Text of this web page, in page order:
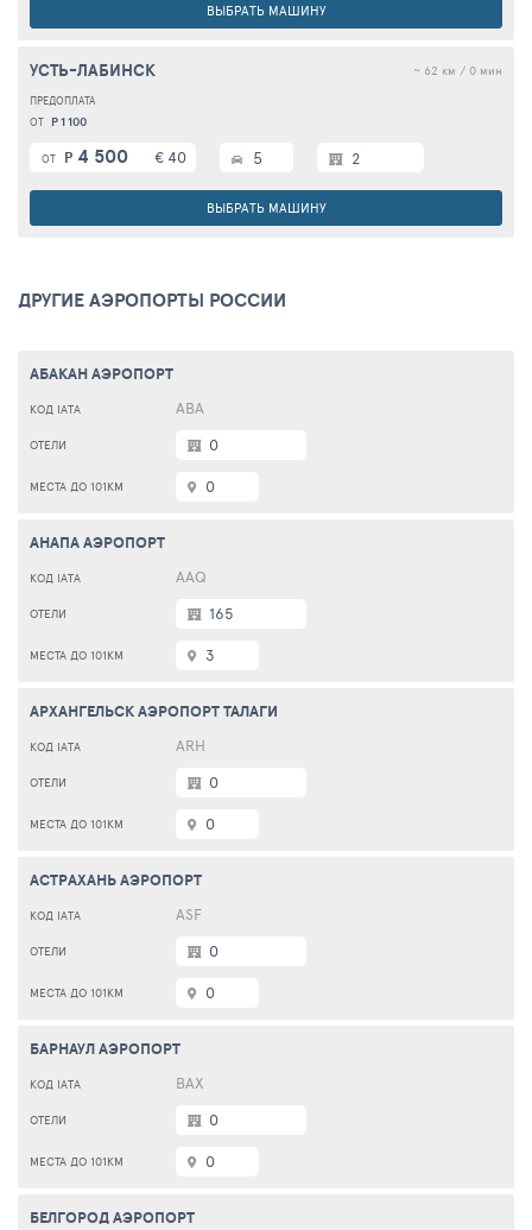
ВЫБРАТЬ МАШИНУ
УСТЬ-ЛАБИНСК ~ 62 км / 0 мин
2
ОТ Р 4 500 € 40
ОТ Р 1 100
5
ВЫБРАТЬ МАШИНУ
ДРУГИЕ АЭРОПОРТЫ РОССИИ
АБАКАН АЭРОПОРТ
ABA
0
0
АНАПА АЭРОПОРТ
AAQ
165
3
АРХАНГЕЛЬСК АЭРОПОРТ ТАЛАГИ
ARH
0
0
АСТРАХАНЬ АЭРОПОРТ
ASF
0
0
БАРНАУЛ АЭРОПОРТ
BAX
0
0
БЕЛГОРОД АЭРОПОРТ